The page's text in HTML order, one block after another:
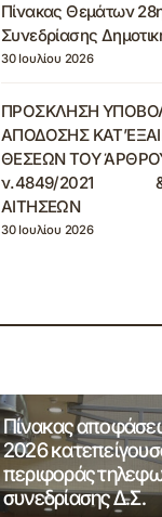
Πίνακας Θεμάτων
Συνεδρίασης
30 Ιουλίου 2026
ΠΡΟΣΚΛΗΣΗ
ΑΠΟΔΟΣΗΣ
ΘΕΣΕΩΝ ΤΟΥ
ν.4849/2021 &
ΑΙΤΗΣΕΩΝ
30 Ιουλίου 2026
Πίνακας
2026
περιφοράς
συνεδρίασης Δ.Σ.